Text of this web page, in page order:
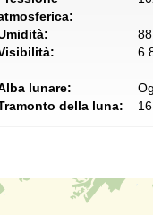
lunare:
della luna: